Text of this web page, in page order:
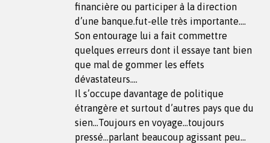
financière ou participer à la direction
d’une banque.fut-elle très importante….
Son entourage lui a fait commettre
quelques erreurs dont il essaye tant bien
que mal de gommer les effets
dévastateurs….
Il s’occupe davantage de politique
étrangère et surtout d’autres pays que du
sien…Toujours en voyage…toujours
pressé…parlant beaucoup agissant peu…